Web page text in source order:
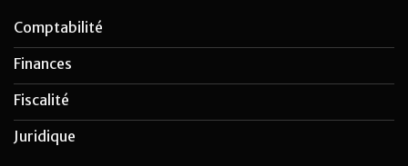
Comptabilité
Finances
Fiscalité
Juridique